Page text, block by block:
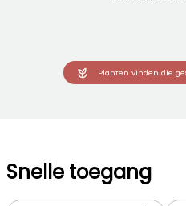
Planten vinden die
Snelle toegang